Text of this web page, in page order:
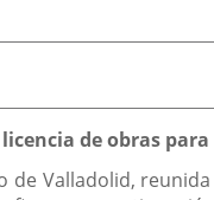
de obras
de Valladolid,